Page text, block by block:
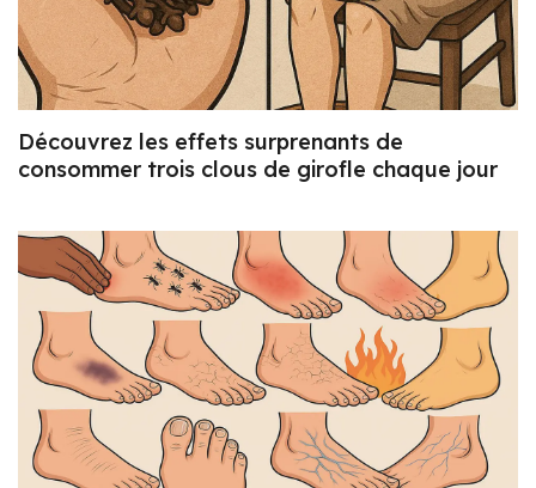
Découvrez les effets surprenants de
consommer trois clous de girofle chaque jour